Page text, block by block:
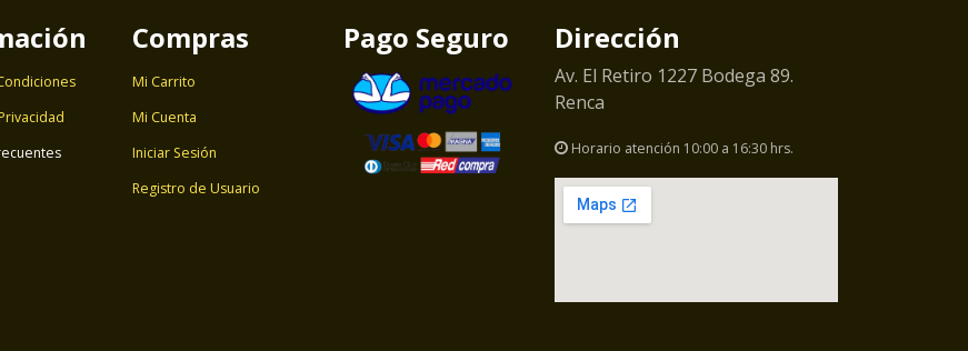
Compras
Mi Carrito
Mi Cuenta
Iniciar Sesión
Registro de Usuario
Pago Seguro Dirección
Av. El Retiro 1227 Bodega 89.
Renca
Horario atención 10:00 a 16:30 hrs.